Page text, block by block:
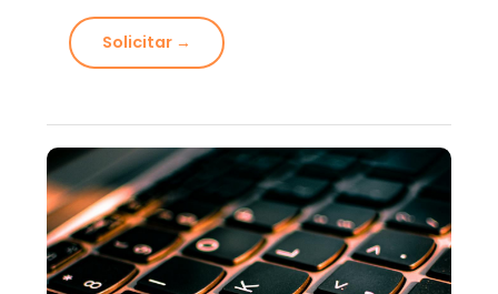
Solicitar →